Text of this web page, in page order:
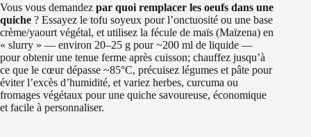
Vous vous demandez par quoi remplacer les oeufs dans une
quiche ? Essayez le tofu soyeux pour l’onctuosité ou une base
crème/yaourt végétal, et utilisez la fécule de maïs (Maïzena) en
« slurry » — environ 20–25 g pour ~200 ml de liquide —
pour obtenir une tenue ferme après cuisson; chauffez jusqu’à
ce que le cœur dépasse ~85°C, précuisez légumes et pâte pour
éviter l’excès d’humidité, et variez herbes, curcuma ou
fromages végétaux pour une quiche savoureuse, économique
et facile à personnaliser.